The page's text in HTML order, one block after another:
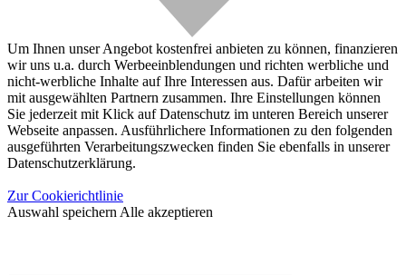
Um Ihnen unser Angebot kostenfrei anbieten zu können, finanzieren
wir uns u.a. durch Werbeeinblendungen und richten werbliche und
nicht-werbliche Inhalte auf Ihre Interessen aus. Dafür arbeiten wir
mit ausgewählten Partnern zusammen. Ihre Einstellungen können
Sie jederzeit mit Klick auf Datenschutz im unteren Bereich unserer
Webseite anpassen. Ausführlichere Informationen zu den folgenden
ausgeführten Verarbeitungszwecken finden Sie ebenfalls in unserer
Datenschutzerklärung.
Zur Cookierichtlinie
Auswahl speichern Alle akzeptieren